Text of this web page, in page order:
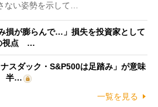
ない姿勢を示して…
損が膨らんで…」損失を投資家として
視点 …
ナスダック・S&P500は足踏み」が意味
半…
一覧を見る